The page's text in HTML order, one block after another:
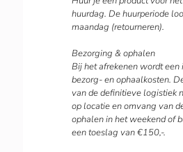
huurdag. De huurperiode
maandag (retourneren).
Bezorging & ophalen
Bij het afrekenen wordt
bezorg- en ophaalkosten.
van de definitieve logistiek
op locatie en omvang van
ophalen in het weekend of
een toeslag van €150,-.